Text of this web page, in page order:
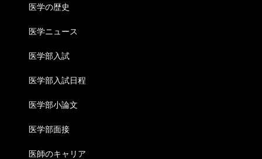
医学の歴史
医学ニュース
医学部入試
医学部入試日程
医学部小論文
医学部面接
医師のキャリア